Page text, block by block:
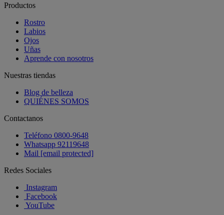
Productos
Rostro
Labios
Ojos
Uñas
Aprende con nosotros
Nuestras tiendas
Blog de belleza
QUIÉNES SOMOS
Contactanos
Teléfono 0800-9648
Whatsapp 92119648
Mail [email protected]
Redes Sociales
Instagram
Facebook
YouTube